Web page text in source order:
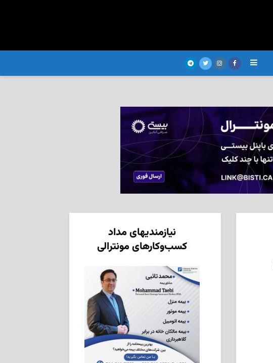
نیازمندیهای مداد
کسب‌وکارهای مونترالی